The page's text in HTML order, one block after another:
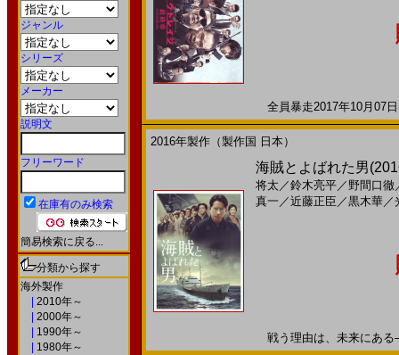
ジャンル
シリーズ
メーカー
説明文
フリーワード
在庫有のみ検索
簡易検索に戻る...
分類から探す
海外製作
2010年～
2000年～
1990年～
1980年～
全員暴走2017年10月07
2016年製作（製作国 日本）
海賊とよばれた男
将太 ／鈴木亮平／ 野間口徹
真一 ／近藤正臣 ／黒木華／
戦う理由は、未来にあ